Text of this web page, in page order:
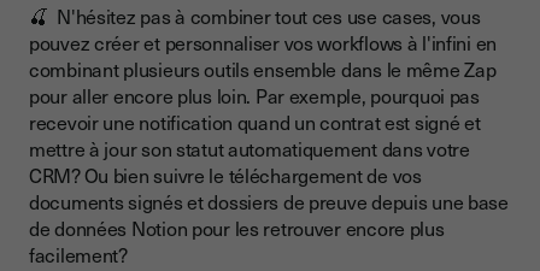
🍒 N'hésitez pas à combiner tout ces use cases, vous
pouvez créer et personnaliser vos workflows à l'infini en
combinant plusieurs outils ensemble dans le même Zap
pour aller encore plus loin. Par exemple, pourquoi pas
recevoir une notification quand un contrat est signé et
mettre à jour son statut automatiquement dans votre
CRM? Ou bien suivre le téléchargement de vos
documents signés et dossiers de preuve depuis une base
de données Notion pour les retrouver encore plus
facilement?